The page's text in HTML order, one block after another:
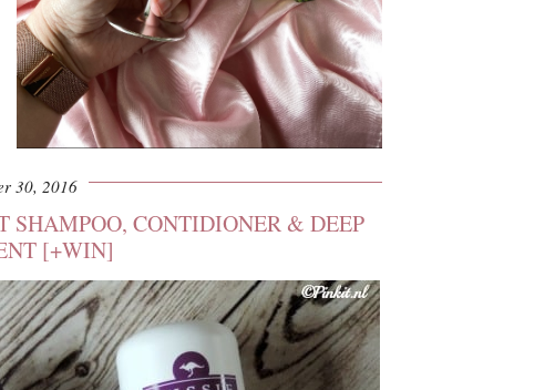
30, 2016
CONTIDIONER & DEEP
[+WIN]